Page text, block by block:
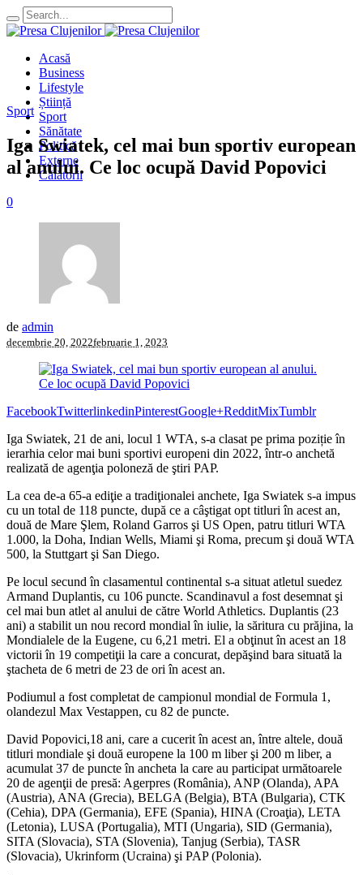
Acasă
Business
Lifestyle
Știință
Sport
Sănătate
Politică
Externe
Călătorii
Sport
Iga Swiatek, cel mai bun sportiv european
al anului. Ce loc ocupă David Popovici
0
de admin
decembrie 20, 2022februarie 1, 2023
FacebookTwitterlinkedinPinterestGoogle+RedditMixTumblr
Iga Swiatek, 21 de ani, locul 1 WTA, s-a clasat pe prima poziție în
ierarhia celor mai buni sportivi europeni din 2022, într-o anchetă
realizată de agenţia poloneză de ştiri PAP.
La cea de-a 65-a ediţie a tradiţionalei anchete, Iga Swiatek s-a impus
cu un total de 118 puncte, după ce a câştigat opt titluri în acest an,
două de Mare Şlem, Roland Garros şi US Open, patru titluri WTA
1.000, la Doha, Indian Wells, Miami şi Roma, precum şi două WTA
500, la Stuttgart şi San Diego.
Pe locul secund în clasamentul continental s-a situat atletul suedez
Armand Duplantis, cu 106 puncte. Scandinavul a fost desemnat şi
cel mai bun atlet al anului de către World Athletics. Duplantis (23
ani) a stabilit un nou record mondial în iulie, la săritura cu prăjina, la
Mondialele de la Eugene, cu 6,21 metri. El a obţinut în acest an 18
victorii în 19 competiţii la care a concurat, depăşind bara situată la
ştacheta de 6 metri de 23 de ori în acest an.
Podiumul a fost completat de campionul mondial de Formula 1,
olandezul Max Vestappen, cu 82 de puncte.
David Popovici,18 ani, care a cucerit în acest an, între altele, două
titluri mondiale şi două europene la 100 m liber şi 200 m liber, a
acumulat 37 de puncte în ancheta la care au participat următoarele
20 de agenţii de presă: Agerpres (România), ANP (Olanda), APA
(Austria), ANA (Grecia), BELGA (Belgia), BTA (Bulgaria), CTK
(Cehia), DPA (Germania), EFE (Spania), HINA (Croaţia), LETA
(Letonia), LUSA (Portugalia), MTI (Ungaria), SID (Germania),
SITA (Slovacia), STA (Slovenia), Tanjug (Serbia), TASR
(Slovacia), Ukrinform (Ucraina) şi PAP (Polonia).